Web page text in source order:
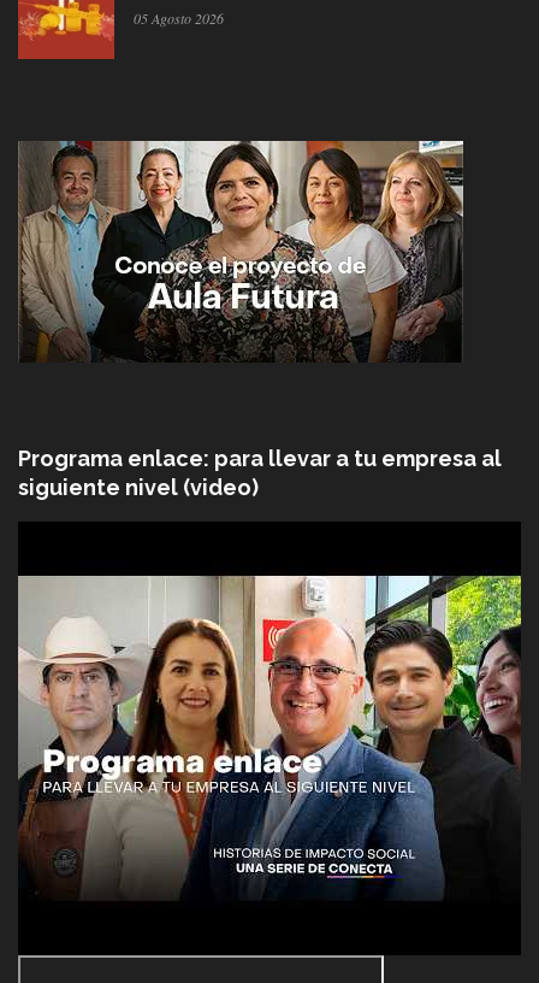
05 Agosto 2026
Programa enlace: para llevar a tu empresa al
siguiente nivel (video)